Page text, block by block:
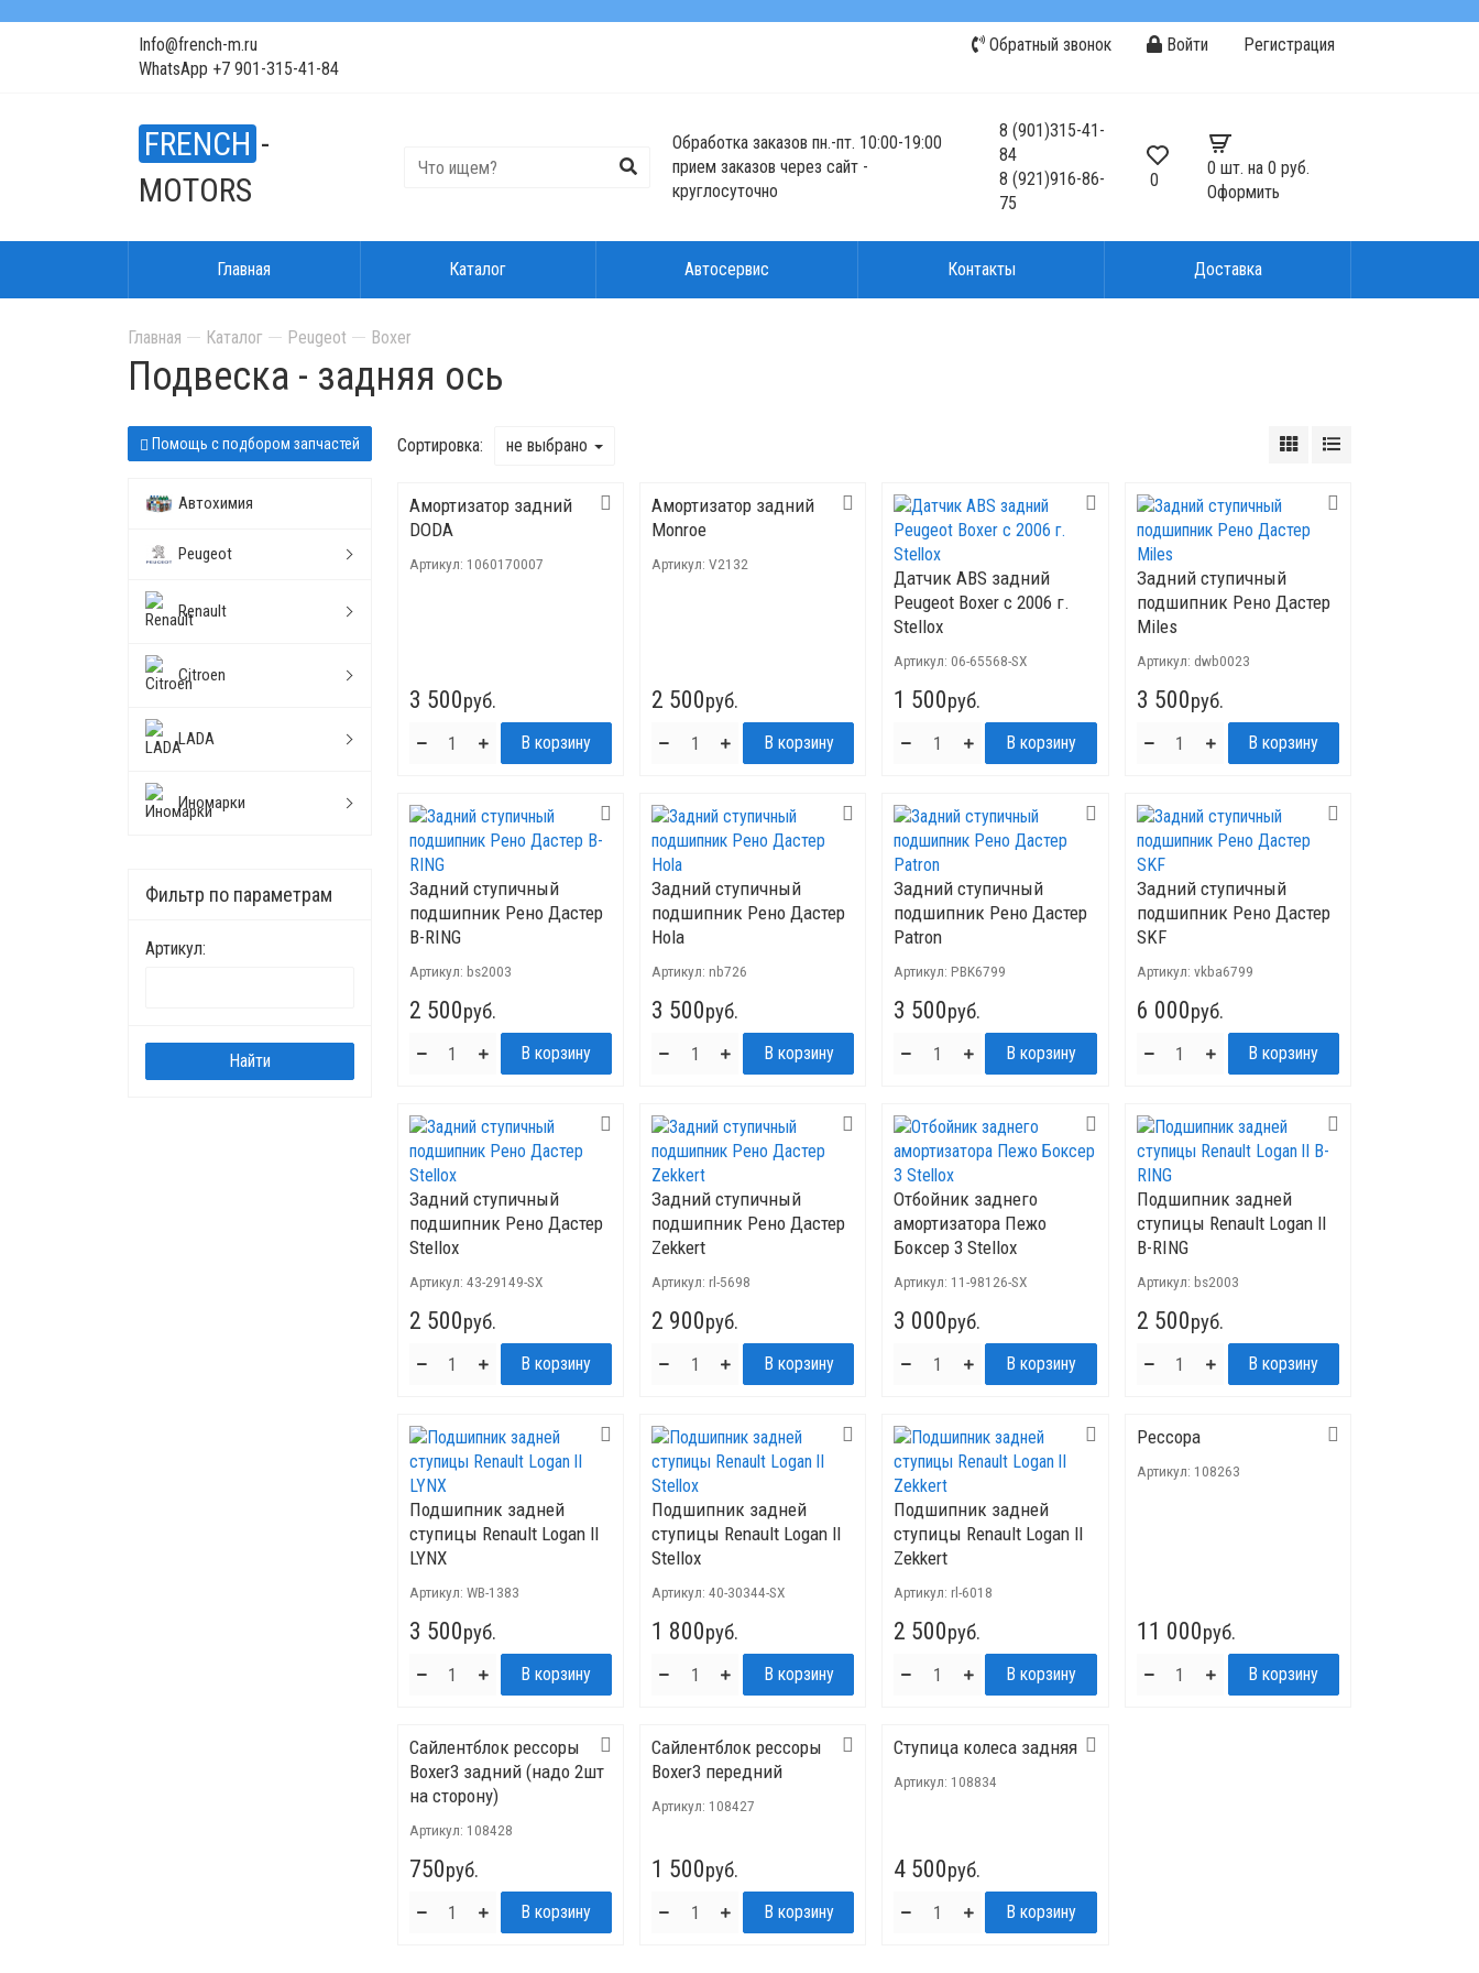
Info@french-m.ru
WhatsApp +7 901-315-41-84
Обратный звонок Войти Регистрация
FRENCH -
MOTORS
Обработка заказов пн.-пт. 10:00-19:00
прием заказов через сайт -
круглосуточно
8(901)315-41-
84
8(921)916-86-
75
0
0 шт. на 0 руб.
Оформить
Главная Каталог Автосервис Контакты Доставка
Главная Каталог Peugeot Boxer
Подвеска - задняя ось
Помощь с подбором запчастей
Автохимия
Peugeot
Renault
Citroen
LADA
Иномарки
Фильтр по параметрам
Артикул:
Сортировка: не выбрано
Амортизатор задний
DODA
Артикул: 1060170007
3 500руб.
Амортизатор задний
Monroe
Артикул: V2132
2 500руб.
Датчик ABS задний
Peugeot Boxer с 2006 г.
Stellox
Артикул:06-65568-SX
1 500руб.
Задний ступичный
подшипник Рено Дастер
Miles
Артикул: dwb0023
3 500руб.
Задний ступичный
подшипник Рено Дастер
B-RING
Артикул: bs2003
2 500руб.
Задний ступичный
подшипник Рено Дастер
Hola
Артикул: nb726
3 500руб.
Задний ступичный
подшипник Рено Дастер
Patron
Артикул:PBK6799
3 500руб.
Задний ступичный
подшипник Рено Дастер
SKF
Артикул: vkba6799
6 000руб.
Задний ступичный
подшипник Рено Дастер
Stellox
Артикул: 43-29149-SX
2 500руб.
Задний ступичный
подшипник Рено Дастер
Zekkert
Артикул: rl-5698
2 900руб.
Отбойник заднего
амортизатора Пежо
Боксер 3 Stellox
Артикул: 11-98126-SX
3 000руб.
Подшипник задней
ступицы Renault Logan lI
B-RING
Артикул: bs2003
2 500руб.
Подшипник задней
ступицы Renault Logan lI
LYNX
Артикул: WB-1383
3 500руб.
Подшипник задней
ступицы Renault Logan lI
Stellox
Артикул: 40-30344-SX
1 800руб.
Подшипник задней
ступицы Renault Logan lI
Zekkert
Артикул:rl-6018
2 500руб.
Рессора
Артикул: 108263
11 000руб.
Сайлентблок рессоры
Boxer3 задний (надо 2шт
на сторону)
Артикул: 108428
750руб.
Сайлентблок рессоры
Boxer3 передний
Артикул: 108427
1 500руб.
Ступица колеса задняя
Артикул: 108834
4 500руб.